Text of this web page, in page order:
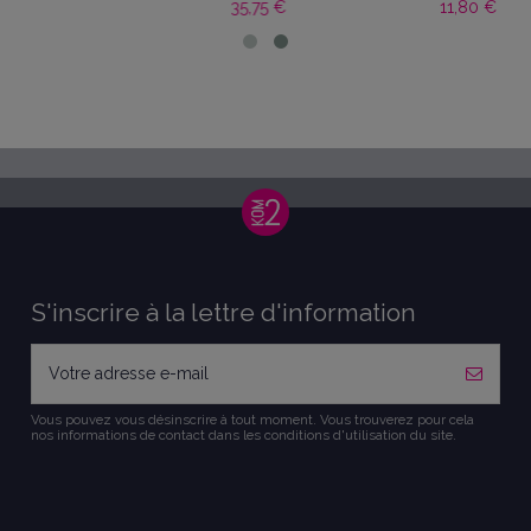
14,30 € 115,00 €
S'inscrire à la lettre d'information
Vous pouvez vous désinscrire à tout moment. Vous trouverez pour cela
nos informations de contact dans les conditions d'utilisation du site.